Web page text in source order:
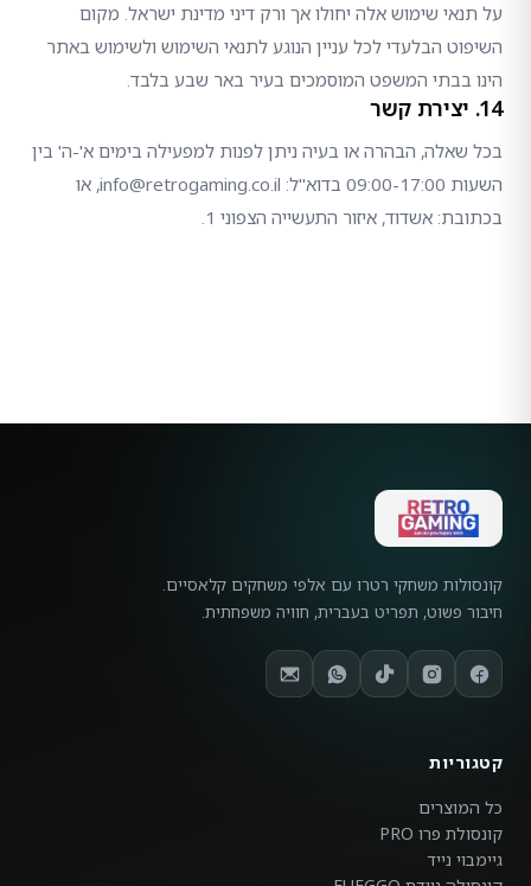
על תנאי שימוש אלה יחולו אך ורק דיני מדינת ישראל. מקום
השיפוט הבלעדי לכל עניין הנוגע לתנאי השימוש ולשימוש באתר
הינו בבתי המשפט המוסמכים בעיר באר שבע בלבד.
14. יצירת קשר
בכל שאלה, הבהרה או בעיה ניתן לפנות למפעילה בימים א'-ה' בין
השעות 09:00-17:00 בדוא"ל: info@retrogaming.co.il, או
בכתובת: אשדוד, איזור התעשייה הצפוני 1.
קונסולות משחקי רטרו עם אלפי משחקים קלאסיים.
חיבור פשוט, תפריט בעברית, חוויה משפחתית.
קטגוריות
כל המוצרים
קונסולת פרו PRO
גיימבוי נייד